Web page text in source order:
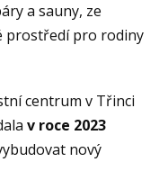
a sauny, ze
prostředí pro rodiny
centrum v Třinci
v roce 2023
nový